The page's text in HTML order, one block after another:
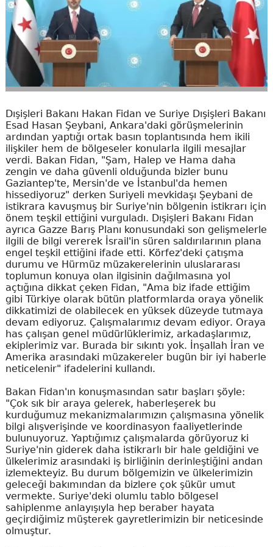
Dışişleri Bakanı Hakan Fidan ve Suriye Dışişleri Bakanı
Esad Hasan Şeybani, Ankara'daki görüşmelerinin
ardından yaptığı ortak basın toplantısında hem ikili
ilişkiler hem de bölgeseler konularla ilgili mesajlar
verdi. Bakan Fidan, "Şam, Halep ve Hama daha
zengin ve daha güvenli olduğunda bizler bunu
Gaziantep'te, Mersin'de ve İstanbul'da hemen
hissediyoruz" derken Suriyeli mevkidaşı Şeybani de
istikrara kavuşmuş bir Suriye'nin bölgenin istikrarı için
önem teşkil ettiğini vurguladı. Dışişleri Bakanı Fidan
ayrıca Gazze Barış Planı konusundaki son gelişmelerle
ilgili de bilgi vererek İsrail'in süren saldırılarının plana
engel teşkil ettiğini ifade etti. Körfez'deki çatışma
durumu ve Hürmüz müzakerelerinin uluslararası
toplumun konuya olan ilgisinin dağılmasına yol
açtığına dikkat çeken Fidan, "Ama biz ifade ettiğim
gibi Türkiye olarak bütün platformlarda oraya yönelik
dikkatimizi de olabilecek en yüksek düzeyde tutmaya
devam ediyoruz. Çalışmalarımız devam ediyor. Oraya
has çalışan genel müdürlüklerimiz, arkadaşlarımız,
ekiplerimiz var. Burada bir sıkıntı yok. İnşallah İran ve
Amerika arasındaki müzakereler bugün bir iyi haberle
neticelenir" ifadelerini kullandı.
Bakan Fidan'ın konuşmasından satır başları şöyle:
"Çok sık bir araya gelerek, haberleşerek bu
kurduğumuz mekanizmalarımızın çalışmasına yönelik
bilgi alışverişinde ve koordinasyon faaliyetlerinde
bulunuyoruz. Yaptığımız çalışmalarda görüyoruz ki
Suriye'nin giderek daha istikrarlı bir hale geldiğini ve
ülkelerimiz arasındaki iş birliğinin derinleştiğini andan
izlemekteyiz. Bu durum bölgemizin ve ülkelerimizin
geleceği bakımından da bizlere çok şükür umut
vermekte. Suriye'deki olumlu tablo bölgesel
sahiplenme anlayışıyla hep beraber hayata
geçirdiğimiz müşterek gayretlerimizin bir neticesinde
olmuştur.